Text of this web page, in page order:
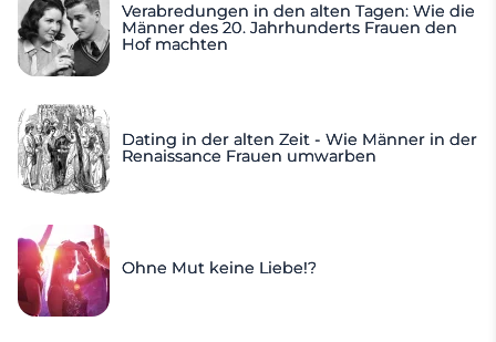
Verabredungen in den alten Tagen: Wie die
Männer des 20. Jahrhunderts Frauen den
Hof machten
Dating in der alten Zeit - Wie Männer in der
Renaissance Frauen umwarben
Ohne Mut keine Liebe!?